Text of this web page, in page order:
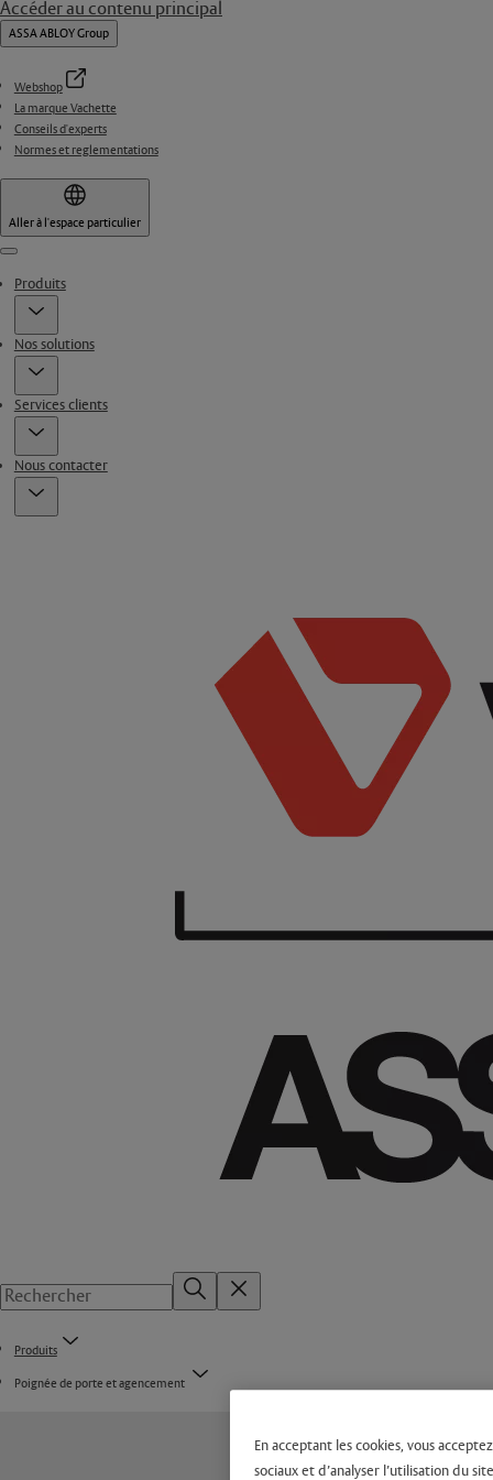
Accéder au contenu principal
ASSA ABLOY Group
Webshop
La marque Vachette
Conseils d'experts
Normes et reglementations
Aller à l'espace particulier
Menu
Produits
Nos solutions
Services clients
Nous contacter
Produits
Poignée de porte et agencement
En acceptant les cookies, vous
sociaux et d’analyser l’utilisation du